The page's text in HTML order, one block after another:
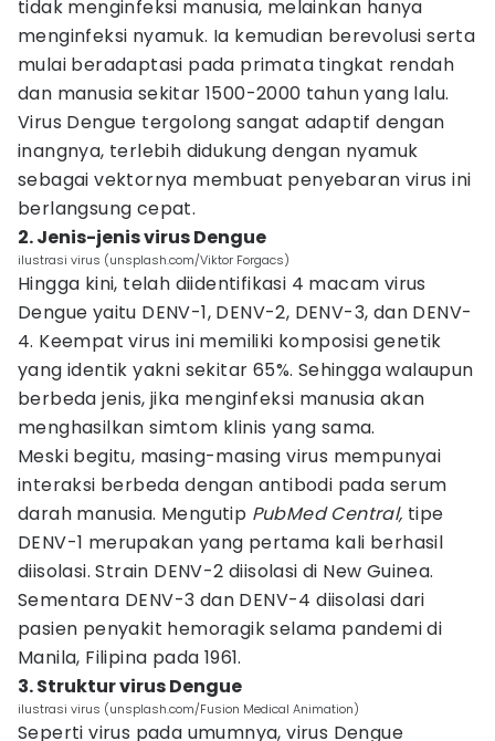
tidak menginfeksi manusia, melainkan hanya
menginfeksi nyamuk. Ia kemudian berevolusi serta
mulai beradaptasi pada primata tingkat rendah
dan manusia sekitar 1500-2000 tahun yang lalu.
Virus Dengue tergolong sangat adaptif dengan
inangnya, terlebih didukung dengan nyamuk
sebagai vektornya membuat penyebaran virus ini
berlangsung cepat.
2. Jenis-jenis virus Dengue
ilustrasi virus (unsplash.com/Viktor Forgacs)
Hingga kini, telah diidentifikasi 4 macam virus
Dengue yaitu DENV-1, DENV-2, DENV-3, dan DENV-
4. Keempat virus ini memiliki komposisi genetik
yang identik yakni sekitar 65%. Sehingga walaupun
berbeda jenis, jika menginfeksi manusia akan
menghasilkan simtom klinis yang sama.
Meski begitu, masing-masing virus mempunyai
interaksi berbeda dengan antibodi pada serum
darah manusia. Mengutip PubMed Central, tipe
DENV-1 merupakan yang pertama kali berhasil
diisolasi. Strain DENV-2 diisolasi di New Guinea.
Sementara DENV-3 dan DENV-4 diisolasi dari
pasien penyakit hemoragik selama pandemi di
Manila, Filipina pada 1961.
3. Struktur virus Dengue
ilustrasi virus (unsplash.com/Fusion Medical Animation)
Seperti virus pada umumnya, virus Dengue